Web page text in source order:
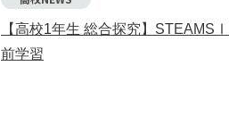
【高校1年生 総合探究】
前学習